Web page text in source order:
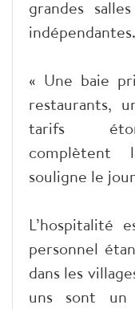
grandes
indépendantes.
« Une baie
restaurants,
tarifs
complètent
souligne le
personnel
dans les
uns sont un